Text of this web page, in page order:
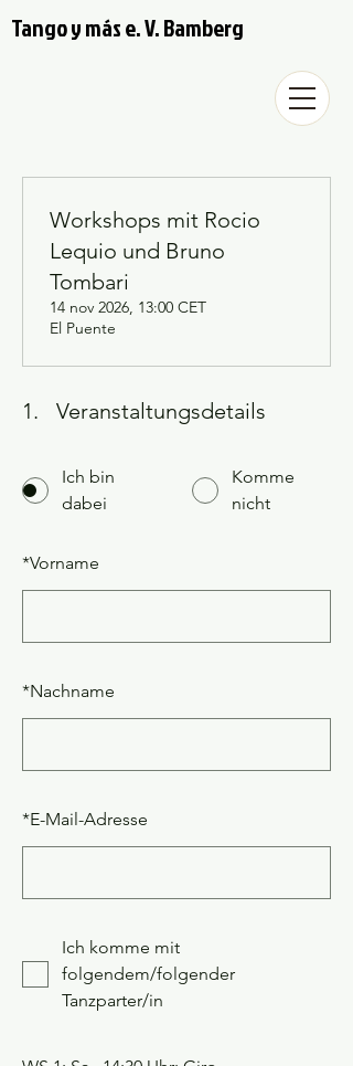
Tango y más e. V. Bamberg
1. Veranstaltungsdetails
Ich bin
dabei
Komme
nicht
*Vorname
*Nachname
*E-Mail-Adresse
Ich komme mit
folgendem/folgender
Tanzparter/in
Workshops mit Rocio
Lequio und Bruno
Tombari
14 nov 2026, 13:00 CET
El Puente